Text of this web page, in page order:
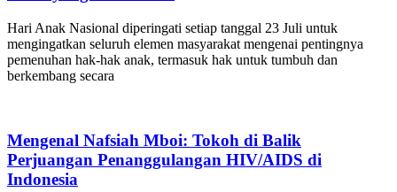
Hari Anak Nasional diperingati setiap tanggal 23 Juli untuk
mengingatkan seluruh elemen masyarakat mengenai pentingnya
pemenuhan hak-hak anak, termasuk hak untuk tumbuh dan
berkembang secara
Mengenal Nafsiah Mboi: Tokoh di Balik
Perjuangan Penanggulangan HIV/AIDS di
Indonesia